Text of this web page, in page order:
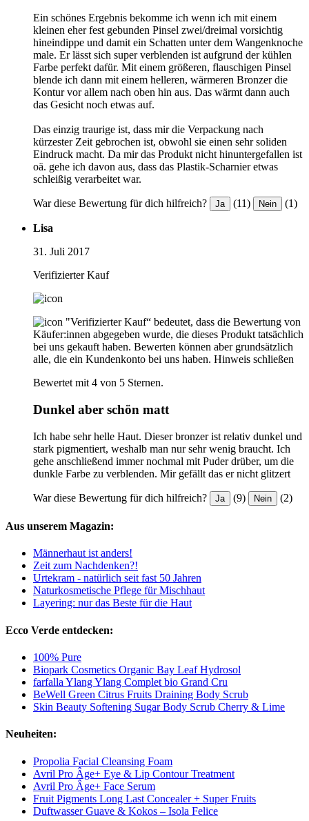
Ein schönes Ergebnis bekomme ich wenn ich mit einem
kleinen eher fest gebunden Pinsel zwei/dreimal vorsichtig
hineindippe und damit ein Schatten unter dem Wangenknoche
male. Er lässt sich super verblenden ist aufgrund der kühlen
Farbe perfekt dafür. Mit einem größeren, flauschigen Pinsel
blende ich dann mit einem helleren, wärmeren Bronzer die
Kontur vor allem nach oben hin aus. Das wärmt dann auch
das Gesicht noch etwas auf.
Das einzig traurige ist, dass mir die Verpackung nach
kürzester Zeit gebrochen ist, obwohl sie einen sehr soliden
Eindruck macht. Da mir das Produkt nicht hinuntergefallen ist
oä. gehe ich davon aus, dass das Plastik-Scharnier etwas
schleißig verarbeitet war.
War diese Bewertung für dich hilfreich? Ja (11) Nein (1)
Lisa
31. Juli 2017
Verifizierter Kauf
"Verifizierter Kauf“ bedeutet, dass die Bewertung von
Käufer:innen abgegeben wurde, die dieses Produkt tatsächlich
bei uns gekauft haben. Bewerten können aber grundsätzlich
alle, die ein Kundenkonto bei uns haben. Hinweis schließen
Bewertet mit 4 von 5 Sternen.
Dunkel aber schön matt
Ich habe sehr helle Haut. Dieser bronzer ist relativ dunkel und
stark pigmentiert, weshalb man nur sehr wenig braucht. Ich
gehe anschließend immer nochmal mit Puder drüber, um die
dunkle Farbe zu verblenden. Mir gefällt das er nicht glitzert
War diese Bewertung für dich hilfreich? Ja (9) Nein (2)
Aus unserem Magazin:
Männerhaut ist anders!
Zeit zum Nachdenken?!
Urtekram - natürlich seit fast 50 Jahren
Naturkosmetische Pflege für Mischhaut
Layering: nur das Beste für die Haut
Ecco Verde entdecken:
100% Pure
Biopark Cosmetics Organic Bay Leaf Hydrosol
farfalla Ylang Ylang Complet bio Grand Cru
BeWell Green Citrus Fruits Draining Body Scrub
Skin Beauty Softening Sugar Body Scrub Cherry & Lime
Neuheiten:
Propolia Facial Cleansing Foam
Avril Pro Âge+ Eye & Lip Contour Treatment
Avril Pro Âge+ Face Serum
Fruit Pigments Long Last Concealer + Super Fruits
Duftwasser Guave & Kokos – Isola Felice